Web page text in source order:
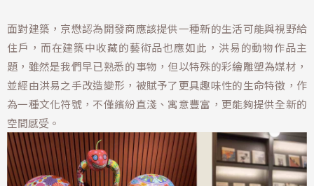
面對建築，京懋認為開發商應該提供一種新的生活可能與視野給
住戶，而在建築中收藏的藝術品也應如此，洪易的動物作品主
題，雖然是我們早已熟悉的事物，但以特殊的彩繪雕塑為媒材，
並經由洪易之手改造變形，被賦予了更具趣味性的生命特徵，作
為一種文化符號，不僅繽紛直淺、寓意豐富，更能夠提供全新的
空間感受。